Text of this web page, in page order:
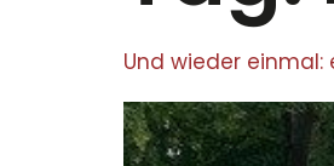
Und wieder einmal: